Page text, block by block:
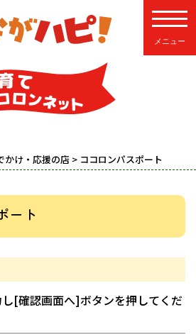
かけ・応援の店 > ココロンパスポート
ート
[確認画面へ]ボタンを押してくだ